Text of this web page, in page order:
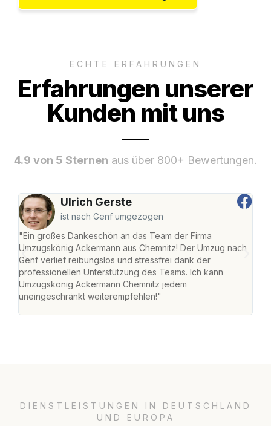
ECHTE ERFAHRUNGEN
Erfahrungen unserer
Kunden mit uns
4.9 von 5 Sternen aus über 800+ Bewertungen.
Ulrich Gerste
ist nach Genf umgezogen
"Ein großes Dankeschön an das Team der Firma
Umzugskönig Ackermann aus Chemnitz! Der Umzug nach
Genf verlief reibungslos und stressfrei dank der
professionellen Unterstützung des Teams. Ich kann
Umzugskönig Ackermann Chemnitz jedem
uneingeschränkt weiterempfehlen!"
DIENSTLEISTUNGEN IN DEUTSCHLAND
UND EUROPA